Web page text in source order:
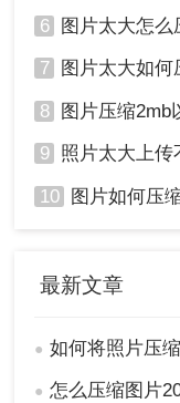
6 图片太大怎么
7 图片太大如何压缩
8 图片压缩2mb
9 照片太大上传不了
10 图片如何压缩
最新文章
● 如何将照片压缩到
● 怎么压缩图片